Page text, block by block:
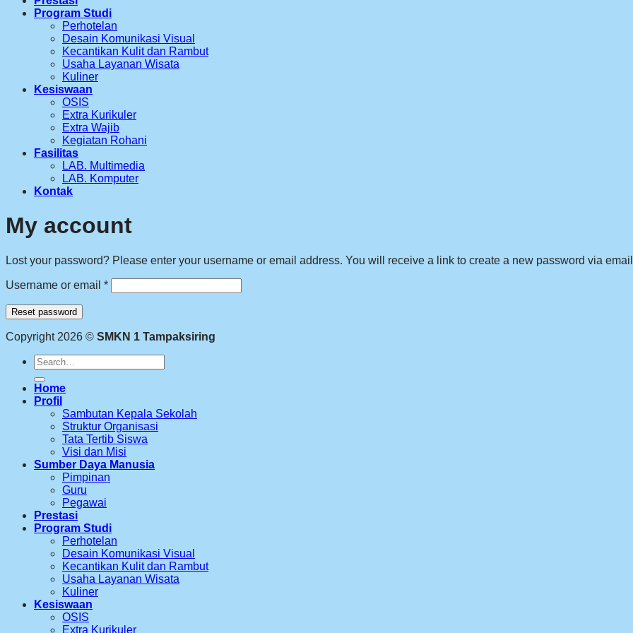
Program Studi
Perhotelan
Desain Komunikasi Visual
Kecantikan Kulit dan Rambut
Usaha Layanan Wisata
Kuliner
Kesiswaan
OSIS
Extra Kurikuler
Extra Wajib
Kegiatan Rohani
Fasilitas
LAB. Multimedia
LAB. Komputer
Kontak
My account
Lost your password? Please enter your username or email address. You will receive a link to create a new password via
Username or email *Required
Reset password
Copyright 2026 © SMKN 1 Tampaksiring
Search
for:
Home
Profil
Sambutan Kepala Sekolah
Struktur Organisasi
Tata Tertib Siswa
Visi dan Misi
Sumber Daya Manusia
Pimpinan
Guru
Pegawai
Prestasi
Program Studi
Perhotelan
Desain Komunikasi Visual
Kecantikan Kulit dan Rambut
Usaha Layanan Wisata
Kuliner
Kesiswaan
OSIS
Extra Kurikuler